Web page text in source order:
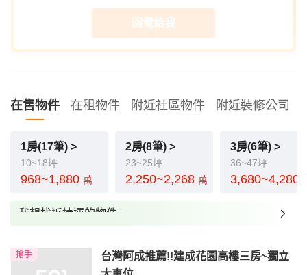
回電給我
在售物件 在租物件 附近社區物件 附近裝修公司
1房(17筆) >
10~18坪
968~1,880 萬
2房(8筆) >
23~25坪
2,250~2,268 萬
3房(6筆) >
36~47坪
3,680~4,280
我想找近捷運的物件
我想找配備瓦斯爐的物件
搶手
台灣阿成推薦!!建成花園高樓三房~獨立